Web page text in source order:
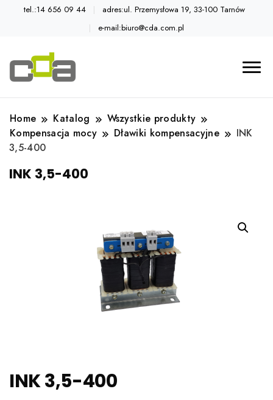
tel.:14 656 09 44
adres:ul. Przemysłowa 19, 33-100 Tarnów
e-mail:biuro@cda.com.pl
Home Katalog
Wszystkie produkty
Kompensacja mocy
Dławiki kompensacyjne
INK
3,5-400
INK 3,5-400
INK 3,5-400